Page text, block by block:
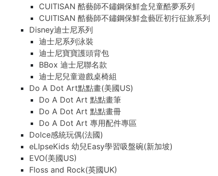
CUITISAN 酷藝師不鏽鋼保鮮盒兒童酷夢系列
CUITISAN 酷藝師不鏽鋼保鮮盒藝匠初行征旅系列
Disney迪士尼系列
迪士尼系列泳裝
迪士尼寶寶護頭背包
BBox 迪士尼聯名款
迪士尼兒童遊戲桌椅組
Do A Dot Art點點畫(美國US)
Do A Dot Art 點點畫筆
Do A Dot Art 點點畫冊
Do A Dot Art 專用配件專區
Dolce感統玩偶(法國)
eLIpseKids 幼兒Easy學習吸盤碗(新加坡)
EVO(美國US)
Floss and Rock(英國UK)